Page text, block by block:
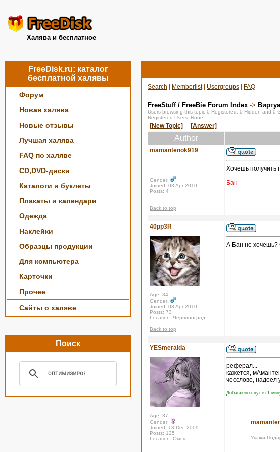
Халява и бесплатное
FreeDisk.ru: каталог
бесплатной халявы
Форум
Новая халява
Новые отзывы
Лучшая халява
FAQ по халяве
CD,DVD-диски
Каталоги и буклеты
Плакаты и календари
Одежда
Наклейки
Образцы продукции
Для компьютера
Карточки
Прочее
Сайты о халяве
Поиск
Search Memberlist| Usergroups FAQ
FreeStuff / FreeBie Forum Index ->
Users browsing this topic:0 Registered, 0 Hidden and 0
Registered Users: None
[New Topic] [Answer]
Author
mamantenok919
Gender:
Joined: 03 Apr 2010
Posts: 4
Хочешь получить
Бан
Back to top
40pp3R
Age: 34
Gender:
Joined: 08 Apr 2010
Posts: 73
Location: Червоноград
А Бан не хочешь?
Back to top
YESmeralda
Age: 37
Gender:
Joined: 13 Dec 2009
Posts: 125
Location: Омск
реферал...
кажется,
чесслово, надоел
Добавлено спустя 1
Укажи